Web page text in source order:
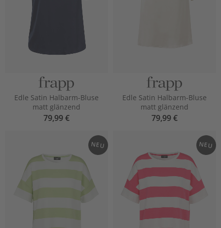
Edle Satin Halbarm-Bluse
matt glänzend
79,99 €
Edle Satin Halbarm-Bluse
matt glänzend
79,99 €
NEU NEU